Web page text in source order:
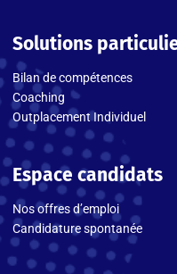
Solutions
Bilan de compétences
Coaching
Outplacement Individuel
Espace candidats
Nos offres d’emploi
Candidature spontanée